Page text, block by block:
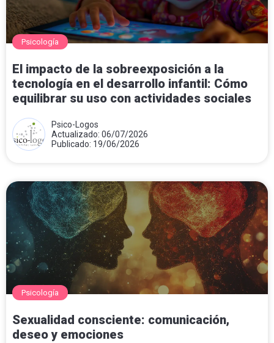
Psicología
El impacto de la sobreexposición a la
tecnología en el desarrollo infantil: Cómo
equilibrar su uso con actividades sociales
Psico-Logos
Actualizado: 06/07/2026
Publicado: 19/06/2026
Psicología
Sexualidad consciente: comunicación,
deseo y emociones